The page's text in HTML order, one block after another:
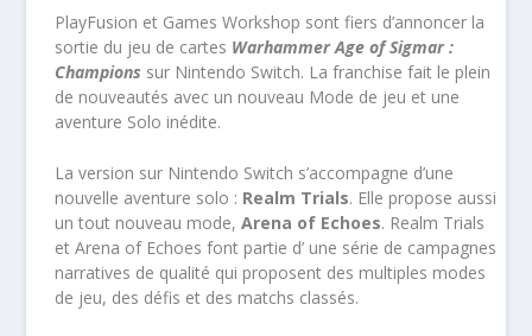
PlayFusion et Games Workshop sont fiers d’annoncer la
sortie du jeu de cartes Warhammer Age of Sigmar :
Champions sur Nintendo Switch. La franchise fait le plein
de nouveautés avec un nouveau Mode de jeu et une
aventure Solo inédite.
La version sur Nintendo Switch s’accompagne d’une
nouvelle aventure solo : Realm Trials. Elle propose aussi
un tout nouveau mode,Arena of Echoes. Realm Trials
et Arena of Echoes font partie d’ une série de campagnes
narratives de qualité qui proposent des multiples modes
de jeu, des défis et des matchs classés.